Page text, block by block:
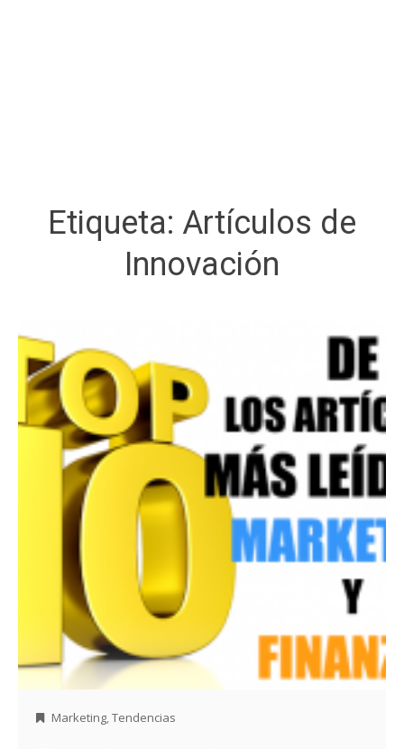
Etiqueta: Artículos de
Innovación
Marketing,Tendencias